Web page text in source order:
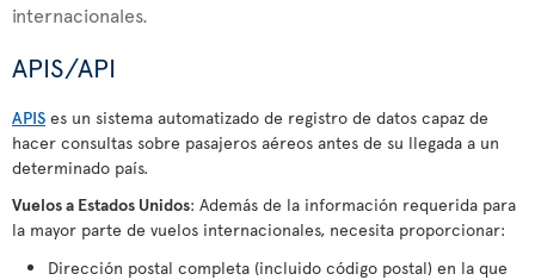
internacionales.
APIS/API
APIS es un sistema automatizado de registro de datos capaz de
hacer consultas sobre pasajeros aéreos antes de su llegada a un
determinado país.
Vuelos a Estados Unidos: Además de la información requerida para
la mayor parte de vuelos internacionales, necesita proporcionar:
Dirección postal completa (incluido código postal) en la que